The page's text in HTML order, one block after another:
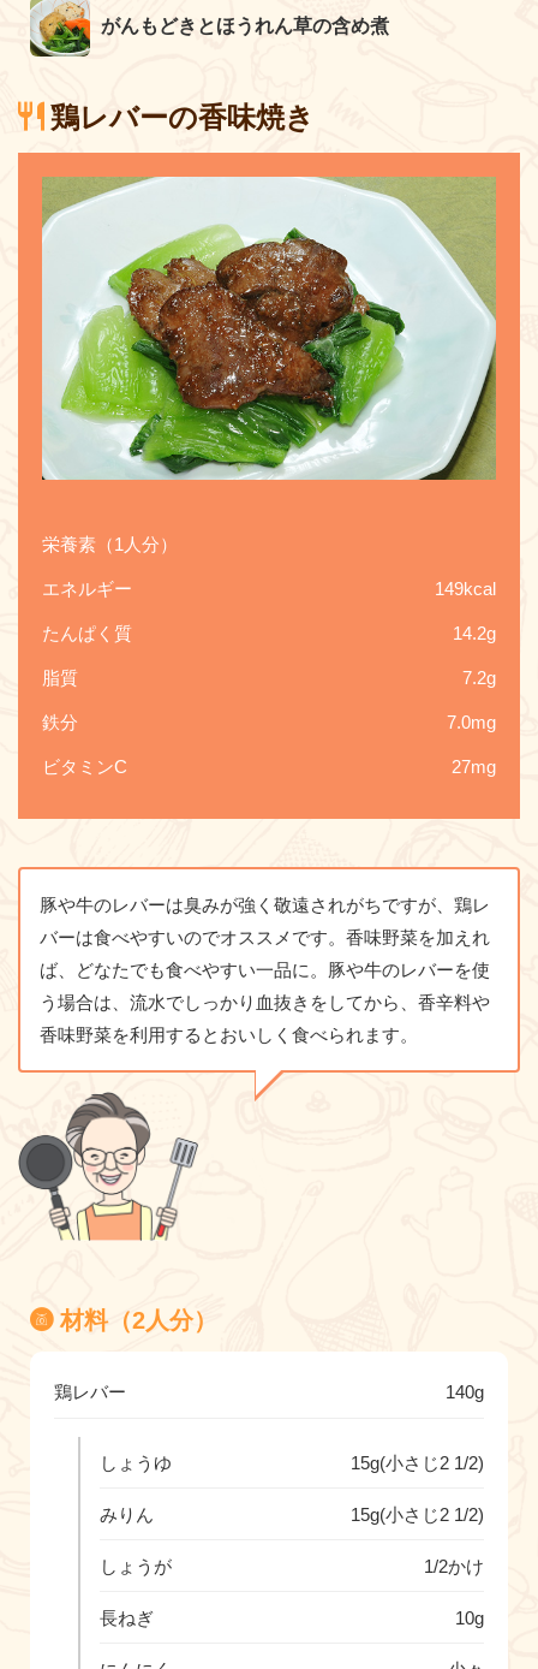
がんもどきとほうれん草の含め煮
鶏レバーの香味焼き
栄養素（1人分）
エネルギー 149kcal
たんぱく質 14.2g
脂質 7.2g
鉄分 7.0mg
ビタミンC 27mg
豚や牛のレバーは臭みが強く敬遠されがちですが、鶏レ
バーは食べやすいのでオススメです。香味野菜を加えれ
ば、どなたでも食べやすい一品に。豚や牛のレバーを使
う場合は、流水でしっかり血抜きをしてから、香辛料や
香味野菜を利用するとおいしく食べられます。
材料（2人分）
鶏レバー 140g
しょうゆ 15g(小さじ2 1/2)
みりん 15g(小さじ2 1/2)
しょうが 1/2かけ
長ねぎ 10g